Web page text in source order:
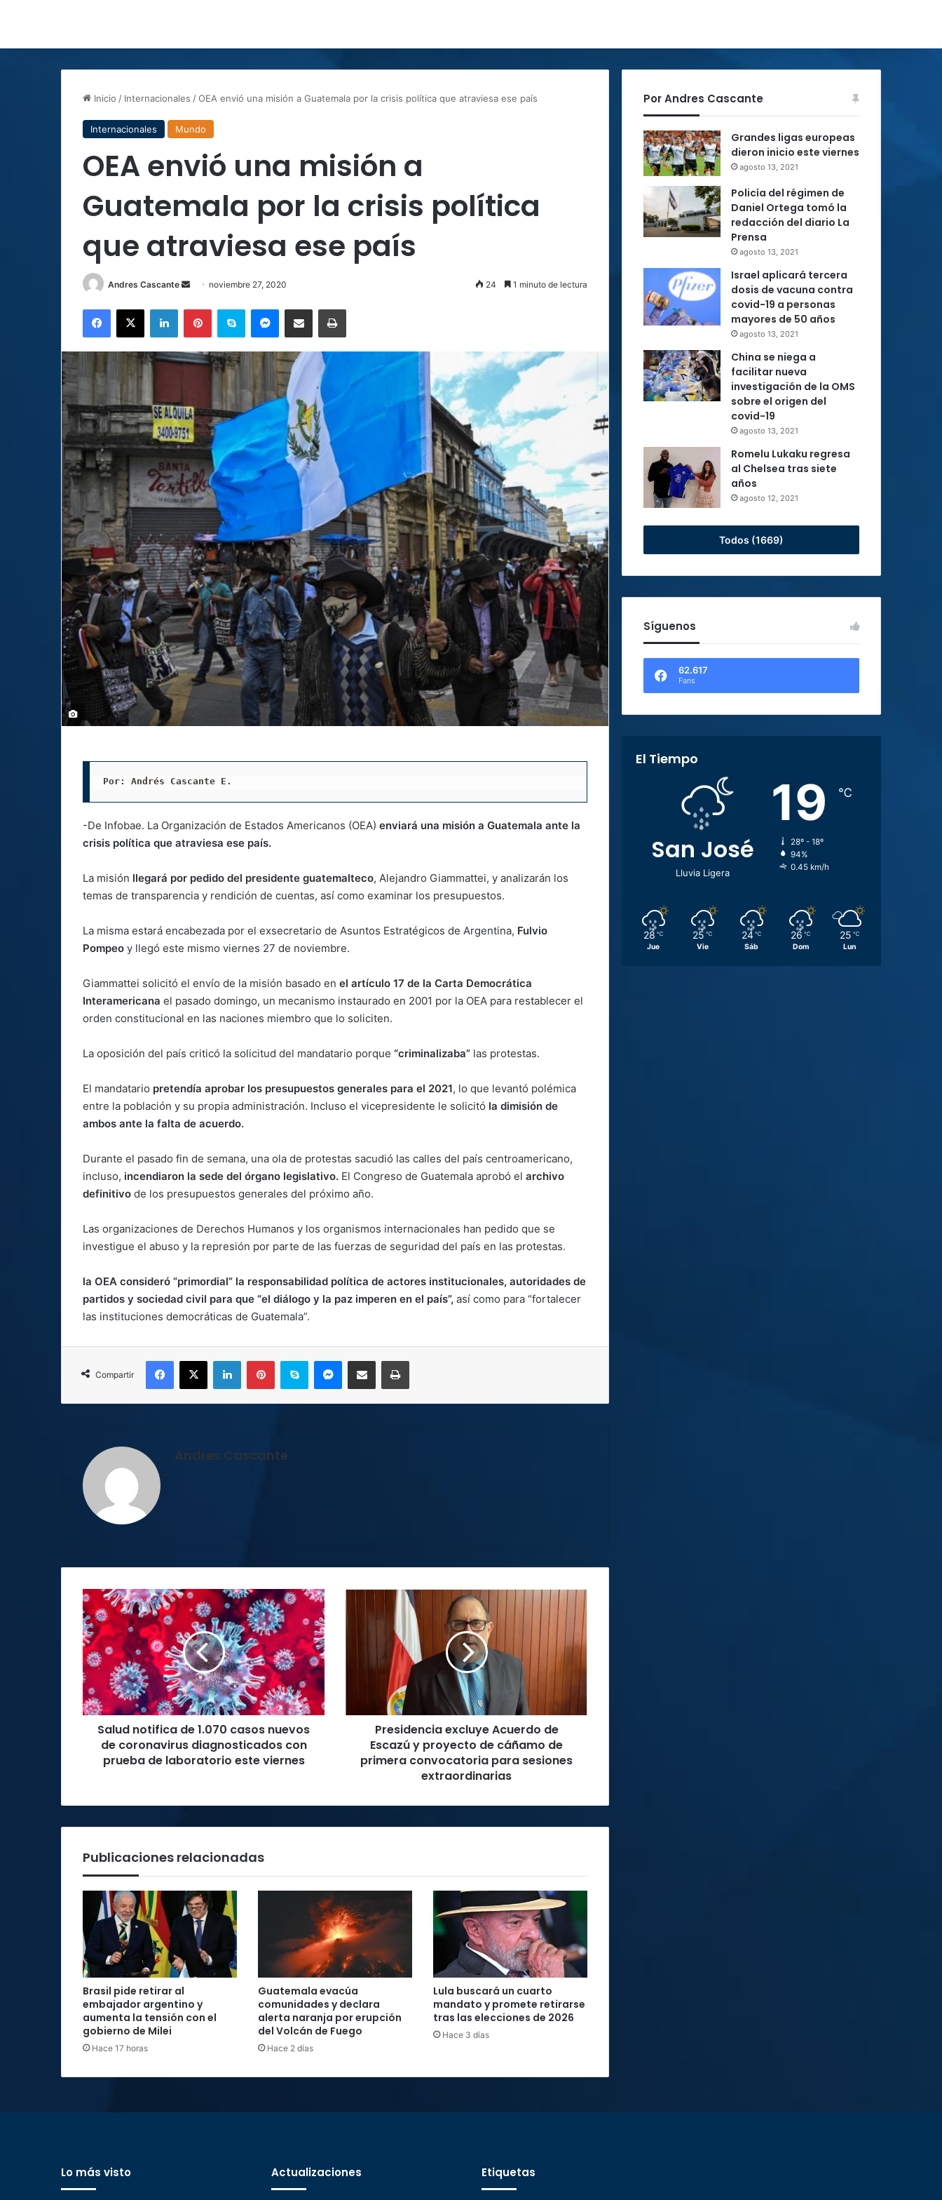
Inicio / Internacionales /OEA envió una misión a Guatemala por la crisis política que atraviesa ese país
Internacionales Mundo
OEA envió una misión a
Guatemala por la crisis política
que atraviesa ese país
Andres Cascante
Send
email
noviembre 27, 2020 24 1 minuto de lectura
Facebook
X LinkedInPinterestSkype MessengerCompartir por correo electrónicoImprimir
Por: Andrés Cascante E.
-De Infobae. La Organización de Estados Americanos (OEA) enviará una misión a Guatemala ante la
crisis política que atraviesa ese país.
La misión llegará por pedido del presidente guatemalteco, Alejandro Giammattei, y analizarán los
temas de transparencia y rendición de cuentas, así como examinar los presupuestos.
La misma estará encabezada por el exsecretario de Asuntos Estratégicos de Argentina, Fulvio
Pompeo y llegó este mismo viernes 27 de noviembre.
Giammattei solicitó el envío de la misión basado en el artículo 17 de la Carta Democrática
Interamericana el pasado domingo, un mecanismo instaurado en 2001 por la OEA para restablecer el
orden constitucional en las naciones miembro que lo soliciten.
La oposición del país criticó la solicitud del mandatario porque “criminalizaba” las protestas.
El mandatario pretendía aprobar los presupuestos generales para el 2021, lo que levantó polémica
entre la población y su propia administración. Incluso el vicepresidente le solicitó la dimisión de
ambos ante la falta de acuerdo.
Durante el pasado fin de semana, una ola de protestas sacudió las calles del país centroamericano,
incluso, incendiaron la sede del órgano legislativo. El Congreso de Guatemala aprobó el archivo
definitivo de los presupuestos generales del próximo año.
Las organizaciones de Derechos Humanos y los organismos internacionales han pedido que se
investigue el abuso y la represión por parte de las fuerzas de seguridad del país en las protestas.
la OEA consideró “primordial” la responsabilidad política de actores institucionales, autoridades de
partidos y sociedad civil para que “el diálogo y la paz imperen en el país”, así como para “fortalecer
las instituciones democráticas de Guatemala”.
Compartir
Facebook
X LinkedInPinterestSkype MessengerCompartir por correo electrónicoImprimir
Andres Cascante
Salud
notifica
de
1.070
casos
nuevos
de
coronavirus
diagnosticados
prueba
Salud notifica de 1.070 casos nuevos
de coronavirus diagnosticados con
prueba de laboratorio este viernes
Presidencia
cáñamo
primera
convocatoria
Presidencia excluye Acuerdo de
Escazú y proyecto de cáñamo de
primera convocatoria para sesiones
extraordinarias
Publicaciones relacionadas
Brasil pide retirar al
embajador argentino y
aumenta la tensión con el
gobierno de Milei
Hace 17 horas
Guatemala evacúa
comunidades y declara
alerta naranja por erupción
del Volcán de Fuego
Hace 2 días
Lula buscará un cuarto
mandato y promete retirarse
tras las elecciones de 2026
Hace 3 días
Por Andres Cascante
Grandes ligas europeas
dieron inicio este viernes
agosto 13, 2021
Policía del régimen de
Daniel Ortega tomó la
redacción del diario La
Prensa
agosto 13, 2021
Israel aplicará tercera
dosis de vacuna contra
covid-19 a personas
mayores de 50 años
agosto 13, 2021
China se niega a
facilitar nueva
investigación de la OMS
sobre el origen del
covid-19
agosto 13, 2021
Romelu Lukaku regresa
al Chelsea tras siete
años
agosto 12, 2021
Todos (1669)
Síguenos
62.617
Fans
El Tiempo
San José
Lluvia Ligera
19 ℃
28º - 18º
94%
0.45 km/h
28 ℃
Jue
25 ℃
Vie
24 ℃
Sáb
26 ℃
Dom
25 ℃
Lun
Lo más visto Actualizaciones Etiquetas